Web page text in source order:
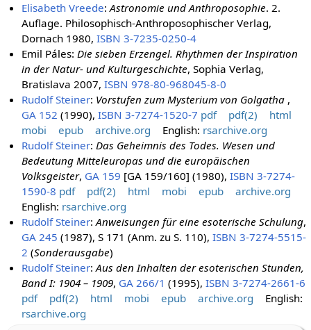
Elisabeth Vreede:Astronomie und Anthroposophie. 2.
Auflage. Philosophisch-Anthroposophischer Verlag,
Dornach 1980,ISBN 3-7235-0250-4
Emil Páles:Die sieben Erzengel. Rhythmen der Inspiration
in der Natur- und Kulturgeschichte, Sophia Verlag,
Bratislava 2007,ISBN 978-80-968045-8-0
Rudolf Steiner: Vorstufen zum Mysterium von Golgatha ,
GA 152 (1990),ISBN 3-7274-1520-7 pdf pdf(2)
html
mobi
epub archive.org English: rsarchive.org
Rudolf Steiner:Das Geheimnis des Todes. Wesen und
Bedeutung Mitteleuropas und die europäischen
Volksgeister, GA 159 [GA 159/160] (1980),ISBN 3-7274-
1590-8 pdf pdf(2) html mobi epub
archive.org
English: rsarchive.org
Rudolf Steiner:Anweisungen für eine esoterische Schulung,
GA 245 (1987), S 171 (Anm. zu S. 110),ISBN 3-7274-5515-
2 (Sonderausgabe)
Rudolf Steiner:Aus den Inhalten der esoterischen Stunden,
Band I: 1904 – 1909, GA 266/1 (1995),ISBN 3-7274-2661-6
pdf
pdf(2) html mobi epub archive.org
English:
rsarchive.org